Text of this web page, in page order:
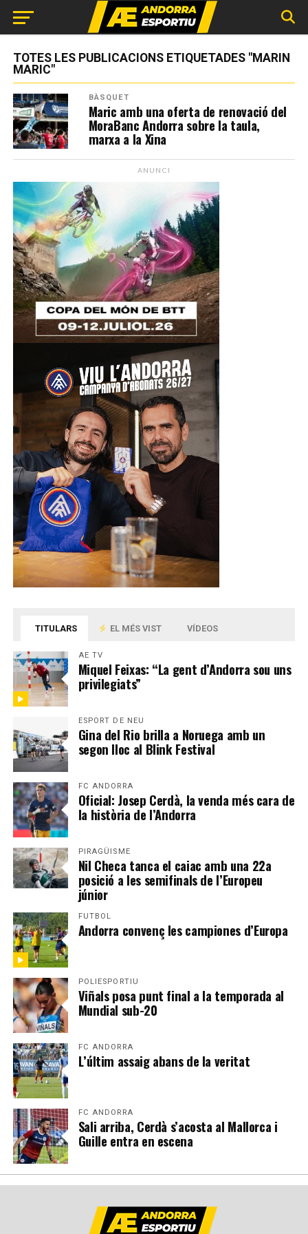
TOTES LES PUBLICACIONS ETIQUETADES "MARIN
MARIC"
BÀSQUET
Maric amb una oferta de renovació del
MoraBanc Andorra sobre la taula,
marxa a la Xina
ANUNCI
TITULARS EL MÉS VIST VÍDEOS
AE TV
Miquel Feixas: “La gent d’Andorra sou uns
privilegiats”
ESPORT DE NEU
Gina del Rio brilla a Noruega amb un
segon lloc al Blink Festival
FC ANDORRA
Oficial: Josep Cerdà, la venda més cara de
la història de l’Andorra
PIRAGÜISME
Nil Checa tanca el caiac amb una 22a
posició a les semifinals de l’Europeu
júnior
FUTBOL
Andorra convenç les campiones d’Europa
POLIESPORTIU
Viñals posa punt final a la temporada al
Mundial sub-20
FC ANDORRA
L’últim assaig abans de la veritat
FC ANDORRA
Sali arriba, Cerdà s’acosta al Mallorca i
Guille entra en escena